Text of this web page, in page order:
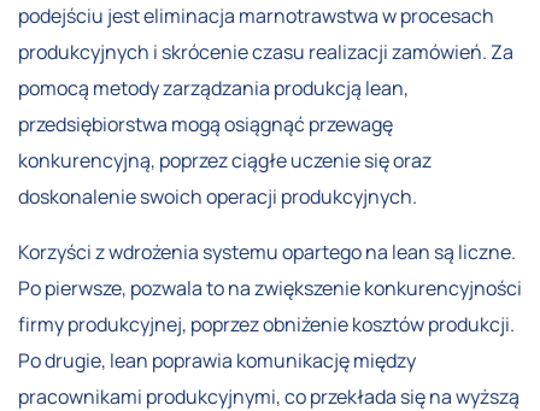
podejściu jest eliminacja marnotrawstwa w procesach
produkcyjnych i skrócenie czasu realizacji zamówień. Za
pomocą metody zarządzania produkcją lean,
przedsiębiorstwa mogą osiągnąć przewagę
konkurencyjną, poprzez ciągłe uczenie się oraz
doskonalenie swoich operacji produkcyjnych.
Korzyści z wdrożenia systemu opartego na lean są liczne.
Po pierwsze, pozwala to na zwiększenie konkurencyjności
firmy produkcyjnej, poprzez obniżenie kosztów produkcji.
Po drugie, lean poprawia komunikację między
pracownikami produkcyjnymi, co przekłada się na wyższą